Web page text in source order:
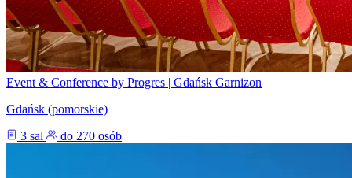
Event & Conference by Progres | Gdańsk Garnizon
Gdańsk (pomorskie)
3 sal
do 270 osób